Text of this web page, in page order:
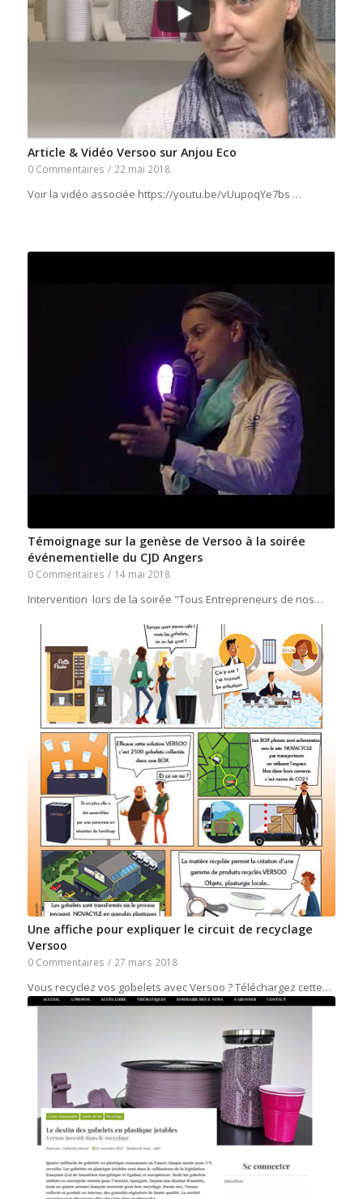
Article & Vidéo Versoo sur Anjou Eco
0 Commentaires / 22 mai 2018
Voir la vidéo associée https://youtu.be/vUupoqYe7bs …
Témoignage sur la genèse de Versoo à la soirée
événementielle du CJD Angers
0 Commentaires / 14 mai 2018
Intervention lors de la soirée "Tous Entrepreneurs de nos…
Une affiche pour expliquer le circuit de recyclage
Versoo
0 Commentaires / 27 mars 2018
Vous recyclez vos gobelets avec Versoo ? Téléchargez cette…